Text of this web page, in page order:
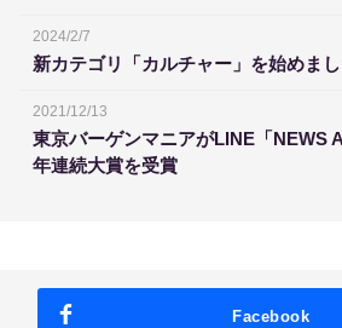
2024/2/7
新カテゴリ「カルチャー」を始めま
2021/12/13
東京バーゲンマニアがLINE「NEWS
年連続大賞を受賞
Facebook